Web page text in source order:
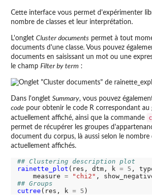
Cette interface vous permet d'expérimenter
nombre de classes et leur interprétation.
L'onglet Cluster documents permet à tout
documents d'une classe. Vous pouvez
documents en saisissant un mot ou une
le champ Filter by term :
Dans l'onglet Summary, vous pouvez
code pour obtenir le code R correspondant au
actuellement affiché, ainsi que la commande
permet de récupérer les groupes
document du corpus, là aussi selon le nombre
actuellement affichés.
## Clustering description plot
rainette_plot (res, dtm, k = 5 ,
    measure
= "chi2" ,
## Groups
cutree (res, k = 5